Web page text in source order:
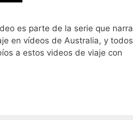
es parte de la serie que narra
en vídeos de Australia, y todos
a estos videos de viaje con